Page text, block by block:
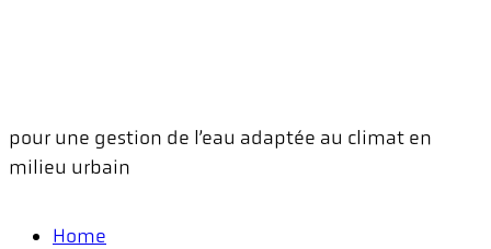
pour une gestion de l’eau adaptée au climat en
milieu urbain
Home